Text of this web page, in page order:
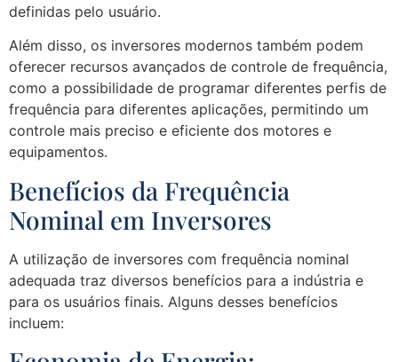
definidas pelo usuário.
Além disso, os inversores modernos também podem
oferecer recursos avançados de controle de frequência,
como a possibilidade de programar diferentes perfis de
frequência para diferentes aplicações, permitindo um
controle mais preciso e eficiente dos motores e
equipamentos.
Benefícios da Frequência
Nominal em Inversores
A utilização de inversores com frequência nominal
adequada traz diversos benefícios para a indústria e
para os usuários finais. Alguns desses benefícios
incluem: